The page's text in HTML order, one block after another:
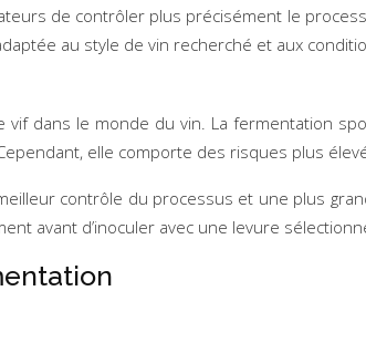
de contrôler plus précisément le
au style de vin recherché et aux
dans le monde du vin. La fermentation
elle comporte des risques plus
contrôle du processus et une plus
avant d’inoculer avec une levure